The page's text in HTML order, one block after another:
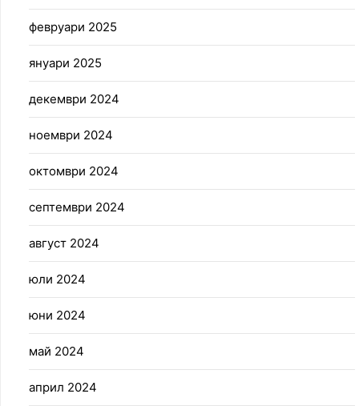
февруари 2025
януари 2025
декември 2024
ноември 2024
октомври 2024
септември 2024
август 2024
юли 2024
юни 2024
май 2024
април 2024